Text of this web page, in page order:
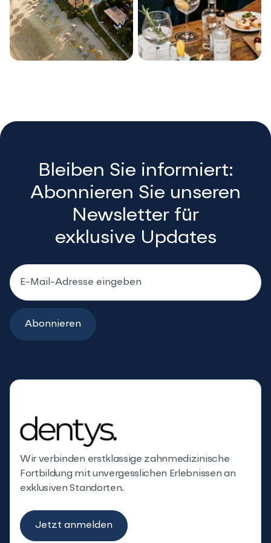
 
Bleiben Sie informiert:
Abonnieren Sie unseren
Newsletter für
exklusive Updates
Wir verbinden erstklassige zahnmedizinische
Fortbildung mit unvergesslichen Erlebnissen an
exklusiven Standorten.
Jetzt anmelden